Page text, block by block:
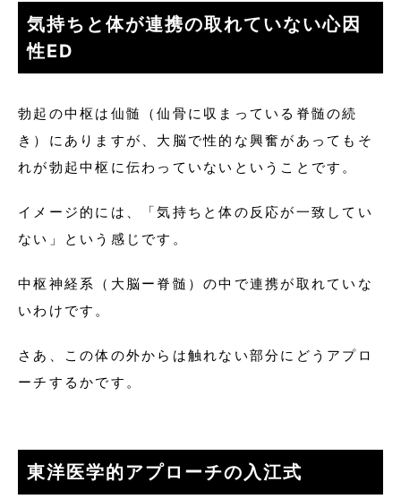
気持ちと体が連携の取れていない心因
性ED
勃起の中枢は仙髄（仙骨に収まっている脊髄の続
き）にありますが、大脳で性的な興奮があってもそ
れが勃起中枢に伝わっていないということです。
イメージ的には、「気持ちと体の反応が一致してい
ない」という感じです。
中枢神経系（大脳ー脊髄）の中で連携が取れていな
いわけです。
さあ、この体の外からは触れない部分にどうアプロ
ーチするかです。
東洋医学的アプローチの入江式